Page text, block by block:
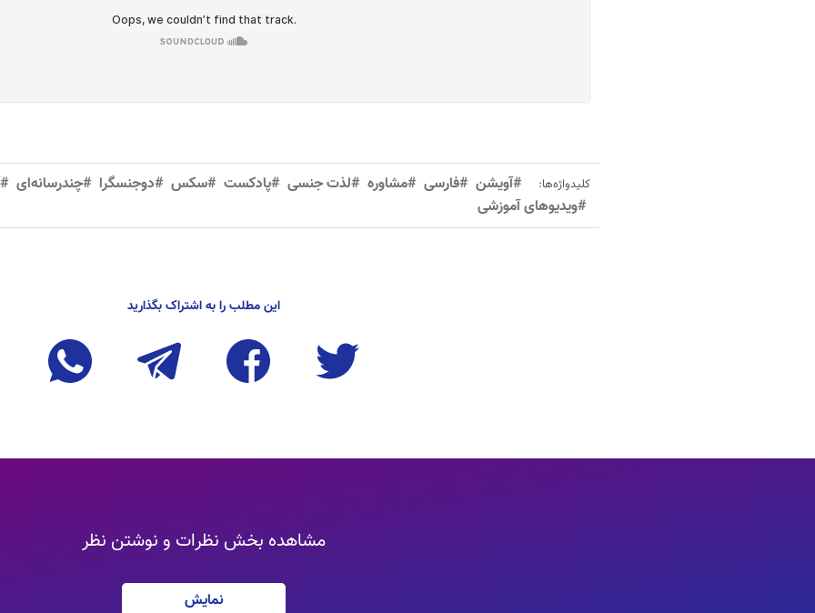
کلیدواژه‌ها: #آویشن #فارسی #مشاوره #لذت جنسی #پادکست #سکس #دوجنسگرا #چندرسانه‌ای
#ویدیوهای آموزشی
این مطلب را به اشتراک بگذارید
مشاهده بخش نظرات و نوشتن نظر
نمایش